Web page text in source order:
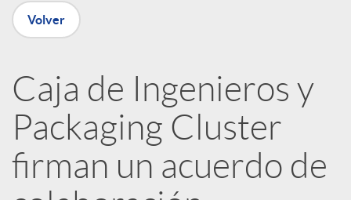
n
R
e
d
Volver
Caja de Ingenieros y
Packaging Cluster
firman un acuerdo de